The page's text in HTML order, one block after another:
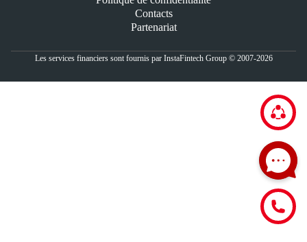
Contacts
Partenariat
Les services financiers sont fournis par InstaFintech Group © 2007-2026